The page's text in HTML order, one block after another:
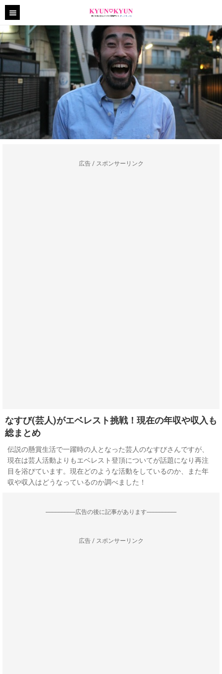
広告 / スポンサーリンク
なすび(芸人)がエベレスト挑戦！現在の年収や収入も
総まとめ
伝説の懸賞生活で一躍時の人となった芸人のなすびさんですが、
現在は芸人活動よりもエベレスト登頂についてが話題になり再注
目を浴びています。現在どのような活動をしているのか、また年
収や収入はどうなっているのか調べました！
--------------------広告の後に記事があります--------------------
広告 / スポンサーリンク